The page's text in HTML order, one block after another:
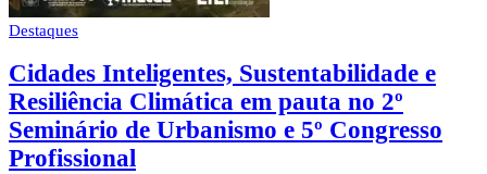
Destaques
Cidades Inteligentes, Sustentabilidade e
Resiliência Climática em pauta no 2º
Seminário de Urbanismo e 5º Congresso
Profissional